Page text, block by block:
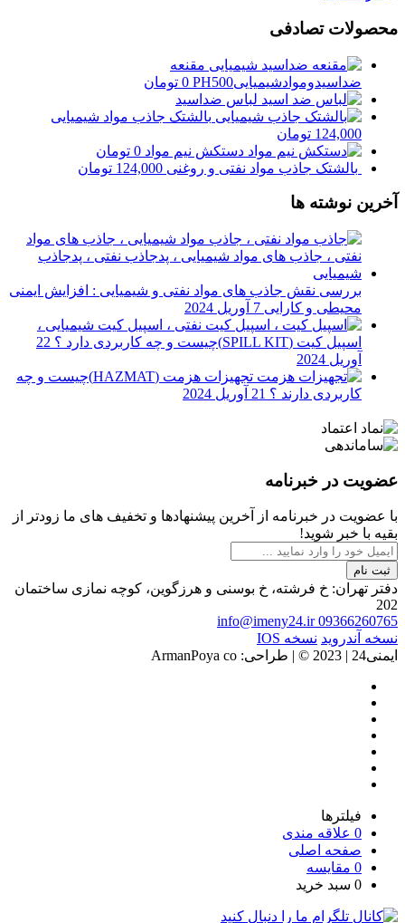
محصولات تصادفی
مقنعه
ضداسیدوموادشیمیاییPH500
0 تومان
لباس ضداسید
بالشتک جاذب مواد شیمیایی
124,000 تومان
دستکش نیم مواد 0 تومان
بالشتک جاذب مواد نفتی و روغنی 124,000 تومان
آخرین نوشته ها
بررسی نقش جاذب های مواد نفتی و شیمیایی : افزایش ایمنی
محیطی و کارایی 7 آوریل 2024
اسپیل کیت (SPILL KIT)چیست و چه کاربردی دارد ؟
22
آوریل 2024
تجهیزات هزمت (HAZMAT)چیست و چه
کاربردی دارند ؟ 21 آوریل 2024
عضویت در خبرنامه
با عضویت در خبرنامه از آخرین پیشنهادها و تخفیف های ما زودتر از
بقیه با خبر شوید!
ثبت نام
دفتر تهران: خ فرشته، خ بوسنی و هرزگوین، کوچه نمازی ساختمان
202
09366260765
info@imeny24.ir
نسخه آندروید نسخه IOS
ایمنی24 | 2023 ©️ | طراحی: ArmanPoya co
فیلترها
0 علاقه مندی
صفحه اصلی
0 مقایسه
0 سبد خرید